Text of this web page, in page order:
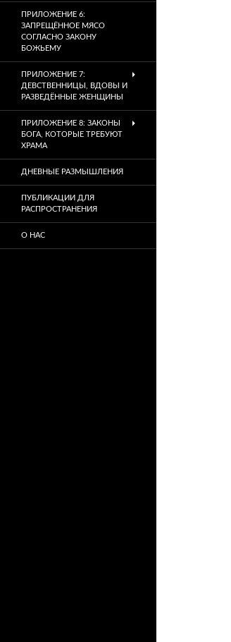
ПРИЛОЖЕНИЕ 6:
ЗАПРЕЩЁННОЕ МЯСО
СОГЛАСНО ЗАКОНУ
БОЖЬЕМУ
ПРИЛОЖЕНИЕ 7:
ДЕВСТВЕННИЦЫ, ВДОВЫ И
РАЗВЕДЁННЫЕ ЖЕНЩИНЫ
ПРИЛОЖЕНИЕ 8: ЗАКОНЫ
БОГА, КОТОРЫЕ ТРЕБУЮТ
ХРАМА
ДНЕВНЫЕ РАЗМЫШЛЕНИЯ
ПУБЛИКАЦИИ ДЛЯ
РАСПРОСТРАНЕНИЯ
О НАС